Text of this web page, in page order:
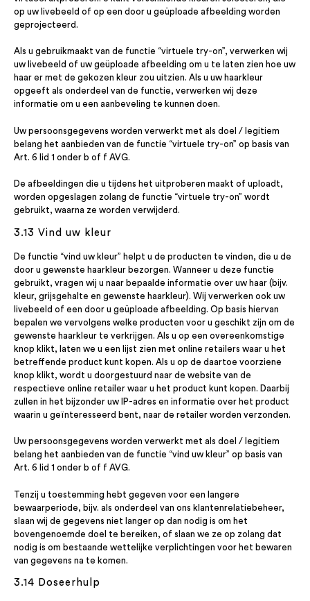
op uw livebeeld of op een door u geüploade afbeelding worden
geprojecteerd.
Als u gebruikmaakt van de functie “virtuele try-on”, verwerken wij
uw livebeeld of uw geüploade afbeelding om u te laten zien hoe uw
haar er met de gekozen kleur zou uitzien. Als u uw haarkleur
opgeeft als onderdeel van de functie, verwerken wij deze
informatie om u een aanbeveling te kunnen doen.
Uw persoonsgegevens worden verwerkt met als doel / legitiem
belang het aanbieden van de functie “virtuele try-on” op basis van
Art. 6 lid 1 onder b of f AVG.
De afbeeldingen die u tijdens het uitproberen maakt of uploadt,
worden opgeslagen zolang de functie “virtuele try-on” wordt
gebruikt, waarna ze worden verwijderd.
3.13 Vind uw kleur
De functie “vind uw kleur” helpt u de producten te vinden, die u de
door u gewenste haarkleur bezorgen. Wanneer u deze functie
gebruikt, vragen wij u naar bepaalde informatie over uw haar (bijv.
kleur, grijsgehalte en gewenste haarkleur). Wij verwerken ook uw
livebeeld of een door u geüploade afbeelding. Op basis hiervan
bepalen we vervolgens welke producten voor u geschikt zijn om de
gewenste haarkleur te verkrijgen. Als u op een overeenkomstige
knop klikt, laten we u een lijst zien met online retailers waar u het
betreffende product kunt kopen. Als u op de daartoe voorziene
knop klikt, wordt u doorgestuurd naar de website van de
respectieve online retailer waar u het product kunt kopen. Daarbij
zullen in het bijzonder uw IP-adres en informatie over het product
waarin u geïnteresseerd bent, naar de retailer worden verzonden.
Uw persoonsgegevens worden verwerkt met als doel / legitiem
belang het aanbieden van de functie “vind uw kleur” op basis van
Art. 6 lid 1 onder b of f AVG.
Tenzij u toestemming hebt gegeven voor een langere
bewaarperiode, bijv. als onderdeel van ons klantenrelatiebeheer,
slaan wij de gegevens niet langer op dan nodig is om het
bovengenoemde doel te bereiken, of slaan we ze op zolang dat
nodig is om bestaande wettelijke verplichtingen voor het bewaren
van gegevens na te komen.
3.14 Doseerhulp